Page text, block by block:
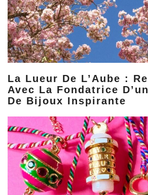
La Lueur De L’Aube :
Avec La Fondatrice
De Bijoux Inspirante